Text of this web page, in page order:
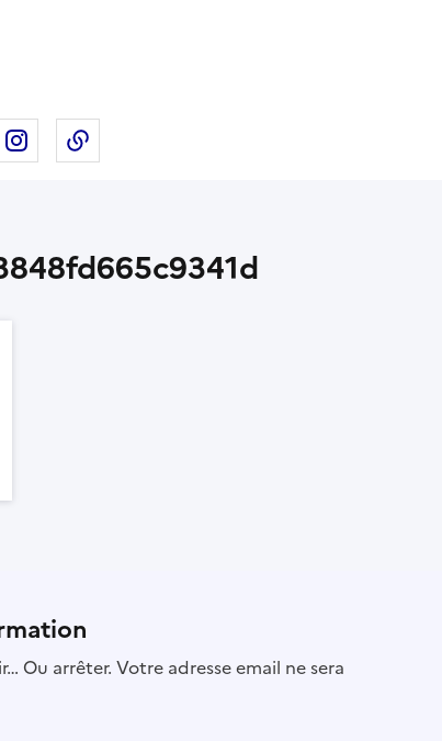
X sur Linkedin
Partager sur Instagram
Ou arrêter. Votre adresse email ne sera